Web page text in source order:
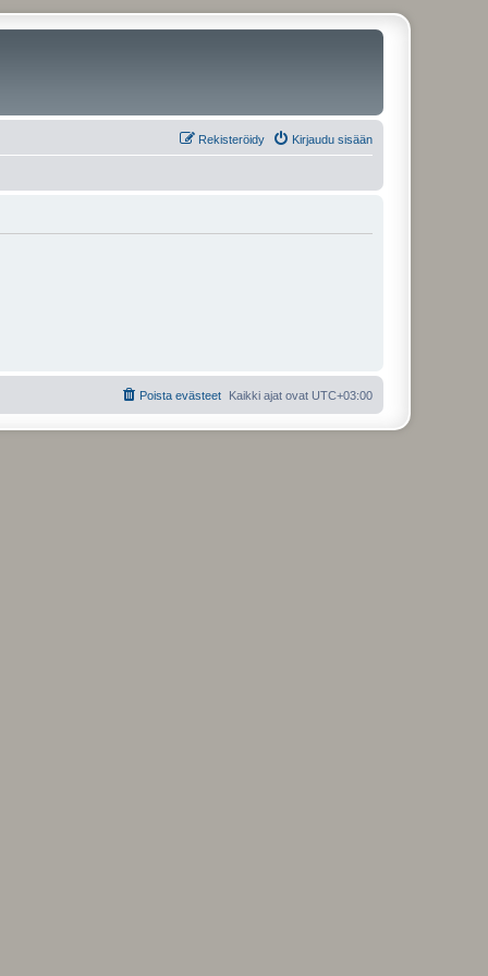
Kirjaudu sisään
Rekisteröidy
Kaikki ajat ovat UTC+03:00
Poista evästeet